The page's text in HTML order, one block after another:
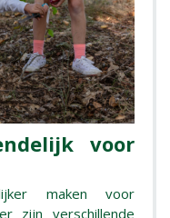
voor
maken voor
zijn verschillende